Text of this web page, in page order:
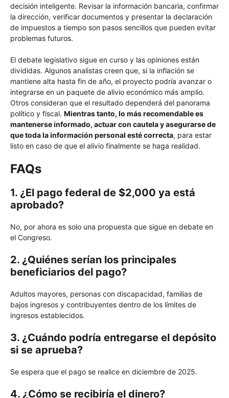
decisión inteligente. Revisar la información bancaria, confirmar
la dirección, verificar documentos y presentar la declaración
de impuestos a tiempo son pasos sencillos que pueden evitar
problemas futuros.
El debate legislativo sigue en curso y las opiniones están
divididas. Algunos analistas creen que, si la inflación se
mantiene alta hasta fin de año, el proyecto podría avanzar o
integrarse en un paquete de alivio económico más amplio.
Otros consideran que el resultado dependerá del panorama
político y fiscal. Mientras tanto, lo más recomendable es
mantenerse informado, actuar con cautela y asegurarse de
que toda la información personal esté correcta, para estar
listo en caso de que el alivio finalmente se haga realidad.
FAQs
1. ¿El pago federal de $2,000 ya está
aprobado?
No, por ahora es solo una propuesta que sigue en debate en
el Congreso.
2. ¿Quiénes serían los principales
beneficiarios del pago?
Adultos mayores, personas con discapacidad, familias de
bajos ingresos y contribuyentes dentro de los límites de
ingresos establecidos.
3. ¿Cuándo podría entregarse el depósito
si se aprueba?
Se espera que el pago se realice en diciembre de 2025.
4. ¿Cómo se recibiría el dinero?